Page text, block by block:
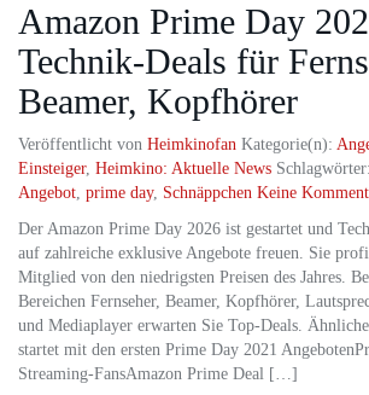
Amazon Prime Day
Technik-Deals für
Beamer, Kopfhörer
Veröffentlicht von Heimkinofan Kategorie(n):
Einsteiger, Heimkino: Aktuelle News Schlagwörter:
Angebot, prime day, Schnäppchen Keine
Der Amazon Prime Day 2026 ist gestartet und
auf zahlreiche exklusive Angebote freuen. Sie
Mitglied von den niedrigsten Preisen des Jahres.
Bereichen Fernseher, Beamer, Kopfhörer,
und Mediaplayer erwarten Sie Top-Deals.
startet mit den ersten Prime Day 2021
Streaming-FansAmazon Prime Deal […]